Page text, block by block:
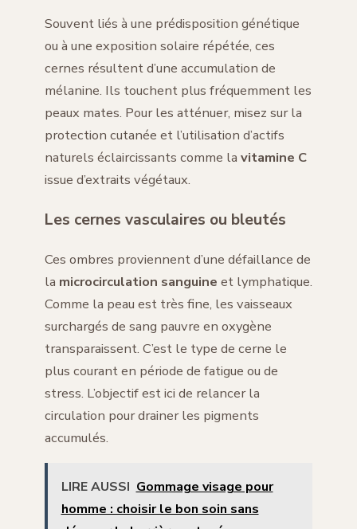
Souvent liés à une prédisposition génétique
ou à une exposition solaire répétée, ces
cernes résultent d’une accumulation de
mélanine. Ils touchent plus fréquemment les
peaux mates. Pour les atténuer, misez sur la
protection cutanée et l’utilisation d’actifs
naturels éclaircissants comme la vitamine C
issue d’extraits végétaux.
Les cernes vasculaires ou bleutés
Ces ombres proviennent d’une défaillance de
la microcirculation sanguine et lymphatique.
Comme la peau est très fine, les vaisseaux
surchargés de sang pauvre en oxygène
transparaissent. C’est le type de cerne le
plus courant en période de fatigue ou de
stress. L’objectif est ici de relancer la
circulation pour drainer les pigments
accumulés.
LIRE AUSSI Gommage visage pour
homme : choisir le bon soin sans